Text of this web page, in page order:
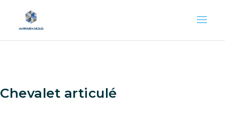
Chevalet articulé